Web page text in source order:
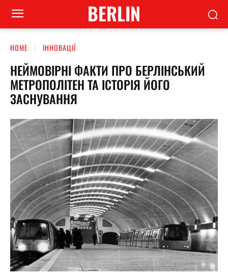
BERLIN
HOME ІННОВАЦІЇ
НЕЙМОВІРНІ ФАКТИ ПРО БЕРЛІНСЬКИЙ
МЕТРОПОЛІТЕН ТА ІСТОРІЯ ЙОГО
ЗАСНУВАННЯ